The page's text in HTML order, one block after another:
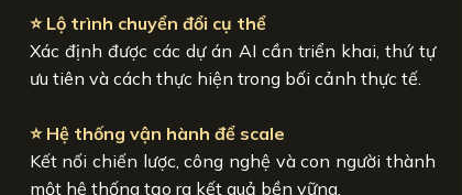
⭐ Lộ trình chuyển đổi cụ thể
Xác định được các dự án AI cần triển khai, thứ tự
ưu tiên và cách thực hiện trong bối cảnh thực tế.
⭐ Hệ thống vận hành để scale
Kết nối chiến lược, công nghệ và con người thành
một hệ thống tạo ra kết quả bền vững.